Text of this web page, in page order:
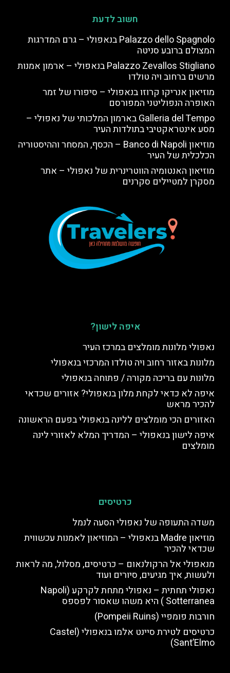
חשוב לדעת
Palazzo dello Spagnolo בנאפולי – גרם המדרגות
המצולם ברובע סניטה
Palazzo Zevallos Stigliano בנאפולי – ארמון אמנות
מרשים ברחוב ויה טולדו
מוזיאון אנריקו קרוזו בנאפולי – סיפורו של זמר
האופרה הנפוליטני המפורסם
Galleria del Tempo בארמון המלכותי של נאפולי –
מסע אינטראקטיבי בתולדות העיר
מוזיאון Banco di Napoli – הכסף, המסחר וההיסטוריה
הכלכלית של העיר
מוזיאון האנטומיה הווטרינרית של נאפולי – אתר
מסקרן למטיילים סקרנים
איפה לישון?
נאפולי מלונות מומלצים במרכז העיר
מלונות באזור רחוב ויה טולדו המרכזי בנאפולי
מלונות עם בריכה מקורה / פתוחה בנאפולי
איפה לא כדאי לקחת מלון בנאפולי? אזורים שכדאי
להכיר מראש
האזורים הכי מומלצים ללינה בנאפולי בפעם הראשונה
איפה לישון בנאפולי – המדריך המלא לאזורי לינה
מומלצים
כרטיסים
משדה התעופה של נאפולי הסעה לנמל
מוזיאון Madre בנאפולי – המוזיאון לאמנות עכשווית
שכדאי להכיר
מנאפולי אל הרקולנאום – כרטיסים, מסלול, מה לראות
ולעשות, איך מגיעים, סיורים ועוד
נאפולי תחתית – נאפולי מתחת לקרקע (Napoli
Sotterranea ) היא משהו שאסור לפספס
חורבות פומפיי (Pompeii Ruins)
כרטיסים לטירת סיינט אלמו בנאפולי (Castel
Sant’Elmo)